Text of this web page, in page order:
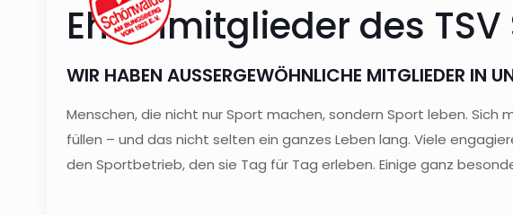
Ehrenmitglieder des
WIR HABEN AUSSERGEWÖHNLICHE MITGLIEDER IN
Menschen, die nicht nur Sport machen, sondern Sport leben.
füllen – und das nicht selten ein ganzes Leben lang. Viele
den Sportbetrieb, den sie Tag für Tag erleben. Einige ganz